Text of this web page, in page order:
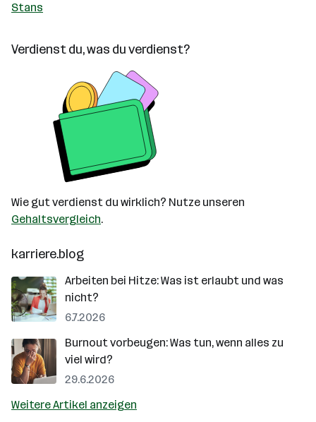
Stans
Verdienst du, was du verdienst?
Wie gut verdienst du wirklich? Nutze unseren
Gehaltsvergleich.
karriere.blog
Arbeiten bei Hitze: Was ist erlaubt und was
nicht?
6.7.2026
Burnout vorbeugen: Was tun, wenn alles zu
viel wird?
29.6.2026
Weitere Artikel anzeigen